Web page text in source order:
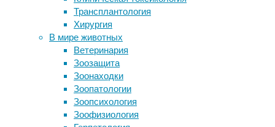
Трансплантология
Хирургия
В мире животных
Ветеринария
Зоозащита
Зоонаходки
Зоопатологии
Зоопсихология
Зоофизиология
животные,
орнитология,
поведение
Швейцарские
биологи
выяснили,
зачем
обыкновенные
сипухи
обязательном порядке обучать
обеспечению доступности зданий
для инвалидов
Синий краситель оказался способен
омолаживать кожу
Интересный пациент: «птичий язык»
сестер Гиббонс
Исследователи впервые описали
биологические причины